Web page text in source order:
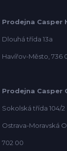
Prodejna Casper
Dlouhá třída 13a
Havířov-Město, 736
Prodejna Casper
Sokolská třída 104/2
Ostrava-Moravská
702 00